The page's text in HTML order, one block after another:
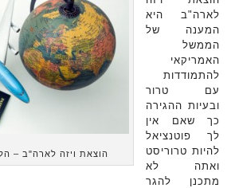
הוצאת ויזה לארה"ב –
לארה"ב היא
המענה של
הממשל
האמריקאי
להתמודדות
עם טרור
ובעיות ההגירה
כך שאם אין
לך פוטנציאל
להיות טרוריסט
ואתה לא
מתכנן להגר